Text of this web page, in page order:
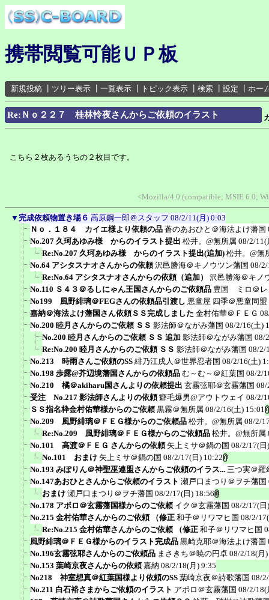
携帯閲覧可能ＵＰ板
新規投稿 ツリー表示 一覧表示 トピック表示 検索 設定 ホー
Re:Ｎｏ２２７ 桂林怜夜さんからご依頼のイラスト
こちら２枚あるうちの２枚目です。
<Mozilla/4.0 (compatible; MSIE 6.0;
▼ 完成依頼物置き場６ 高原鋼一郎＠スタッフ 08/2/11(月) 0:03
Ｎｏ．１８４ カイエ様より依頼の品 蒼のあおひと＠海法よけ藩国
No.207 久珂あゆみ様 からのイラスト提出 松井。@無所属 08/2/11(
Re:No.207 久珂あゆみ様 からのイラスト提出(追加) 松井。@無
No.64 アシタスナオさんからの依頼 沢邑勝海＠キノウツン藩国 08/
Re:No.64 アシタスナオさんからの依頼（追加）
沢邑勝海＠キノ
No.110 Ｓ４３＠るしにゃん王国さんからのご依頼品 豊国 ミロ＠レ
No199 風野緋璃＠FEGさんの依頼品引渡し 悪童屋 四季＠悪童同盟
嘉納＠海法よけ藩国さん依頼ＳＳ完成しました 金村佑華＠ＦＥＧ
No.200 睦月さんからのご依頼 ＳＳ 影法師＠ながみ藩国 08/2/16(土)
No.200 睦月さんからのご依頼 ＳＳ 追加 影法師＠ながみ藩国 08/
Re:No.200 睦月さんからのご依頼 ＳＳ 影法師＠ながみ藩国 08/2/
No.213 時雨さんご依頼のSS 緋乃江戌人＠世界忍者国 08/2/16(土)
No.198 歩露@芥辺境藩国さんからの依頼品 む～む～＠紅葉国 08/2/
No.210 橘＠akiharu国さんよりの依頼提出 玄霧弦耶＠玄霧藩国 08/
受注 No.217 影法師さんよりの依頼 癖毛爆男@アウトウェイ 08/2/
ＳＳ指名枠金村佑華様からのご依頼 黒霧＠無所属 08/2/16(土) 15:01
No.209 風野緋璃＠ＦＥＧ様からのご依頼品 松井。@無所属 08/2/
Re:No.209 風野緋璃＠ＦＥＧ様からのご依頼品 松井。@無所属
No.101 高渡＠ＦＥＧ さんからの依頼 矢上ミサ＠鍋の国 08/2/17(日
No.101 おまけ 矢上ミサ＠鍋の国 08/2/17(日) 10:22
No.193 みぽりん＠神聖巫連盟さんからご依頼のイラス... 三つ実＠羅
No.147あおひとさんからご依頼のイラスト 瀬戸口まつり＠ヲチ藩国
おまけ 瀬戸口まつり＠ヲチ藩国 08/2/17(日) 18:56
No.178 アポロ＠玄霧藩国様からのご依頼 イク＠玄霧藩国 08/2/17(日
No.215 金村佑華さんからのご依頼 （修正 和子＠リワマヒ国 08/2/
Re:No.215 金村佑華さんからのご依頼 （修正 和子＠リワマヒ国
風野緋璃＠ＦＥＧ様からのイラスト完成品 黒崎克耶＠海法よけ藩国
No.196玄霧弦耶さんからのご依頼品 まさきち＠暁の円卓 08/2/18(月
No.153 葉崎京夜さんからの依頼 嘉納 08/2/18(月) 9:35
No218 神室想真＠紅葉国様より依頼のSS 葉崎京夜＠詩歌藩国 08/
No.211 白石裕さまからご依頼のイラスト アポロ＠玄霧藩国 08/2/18(